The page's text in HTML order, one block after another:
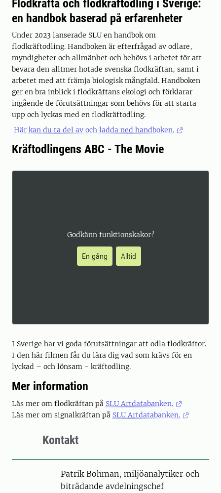
Flodkräfta och flodkräftodling i Sverige:
en handbok baserad på erfarenheter
Under 2023 lanserade SLU en handbok om
flodkräftodling. Handboken är efterfrågad av odlare,
myndigheter och allmänhet och behövs i arbetet för att
bevara den alltmer hotade svenska flodkräftan, samt i
arbetet med att främja biologisk mångfald. Handboken
ger en bra inblick i flodkräftans ekologi och förklarar
ingående de förutsättningar som behövs för att starta
upp och lyckas med en flodkräftodling.
Här kan du ta del av och ladda ned handboken.
Kräftodlingens ABC - The Movie
Godkänn funktionskakor?
En gång Alltid
I Sverige har vi goda förutsättningar att odla flodkräftor.
I den här filmen får du lära dig vad som krävs för en
lyckad – och lönsam - kräftodling.
Mer information
Läs mer om flodkräftan på SLU Artdatabanken.
Läs mer om signalkräftan på SLU Artdatabanken.
Kontakt
PersonPatrik Bohman, miljöanalytiker och
biträdande avdelningschef